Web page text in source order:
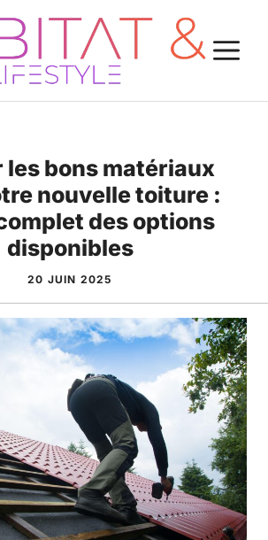
les bons matériaux
nouvelle toiture :
des options
disponibles
20 JUIN 2025